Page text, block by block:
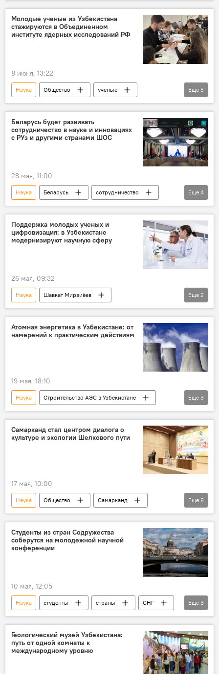
Узбекистанцы
сотрудничество
высшее образование
Молодые ученые из Узбекистана
стажируются в Объединенном
институте ядерных исследований РФ
8 июня, 13:22
Наука Общество
ученые
молодежь
Стажировка
Россия
Еще 5
Беларусь будет развивать
сотрудничество в науке и инновациях
с РУз и другими странами ШОС
28 мая, 11:00
Наука Беларусь
сотрудничество
Инновации
Узбекистан
страны
Еще 4
Поддержка молодых ученых и
цифровизация: в Узбекистане
модернизируют научную сферу
26 мая, 09:32
Наука
Шавкат Мирзиёев
президент Узбекистана
Узбекистан
Еще 2
Атомная энергетика в Узбекистане: от
намерений к практическим действиям
19 мая, 18:10
Наука
Строительство АЭС в Узбекистане
фестиваль
Филиал НИЯУ МИФИ в Ташкенте
Еще 3
Самарканд стал центром диалога о
культуре и экологии Шелкового пути
17 мая, 10:00
Наука Общество
Самарканд
Узбекистан
Конференция
Россия
Беларусь
Малайзия
Индонезия
Китай
Египет
Еще 8
Студенты из стран Содружества
соберутся на молодежной научной
конференции
10 мая, 12:05
Наука студенты страны
СНГ
Конференция
Россия
Санкт-Петербург
Еще 3
Геологический музей Узбекистана:
путь от одной комнаты к
международному уровню